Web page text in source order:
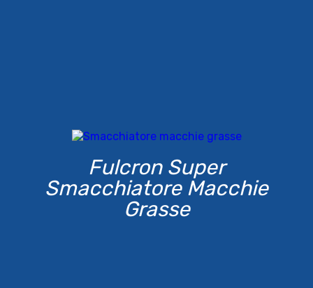
Fulcron Super
Smacchiatore Macchie
Grasse